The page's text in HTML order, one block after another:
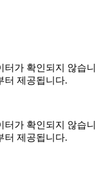
가 확인되지 않습니
터 제공됩니다.
가 확인되지 않습니
터 제공됩니다.